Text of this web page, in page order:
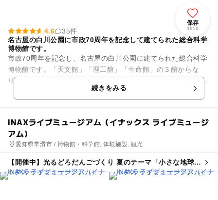
保存
1950
4.6
35件
名古屋の白川公園に市政70周年を記念して建てられた総合科学
博物館です。
市政70周年を記念し、名古屋の白川公園に建てられた総合科学
博物館です。「天文館」「理工館」「生命館」の３館からな
り、自然界のさまざまな科学現象を紹介しています。 「みて、
続きをみる
INAXライブミュージアム（イナックス ライブミュージ
アム）
愛知県常滑市 / 博物館・科学館, 体験施設, 観光
【開催中】光るどろだんごづくり 夏のテーマ「小さな地球を
つくろう」